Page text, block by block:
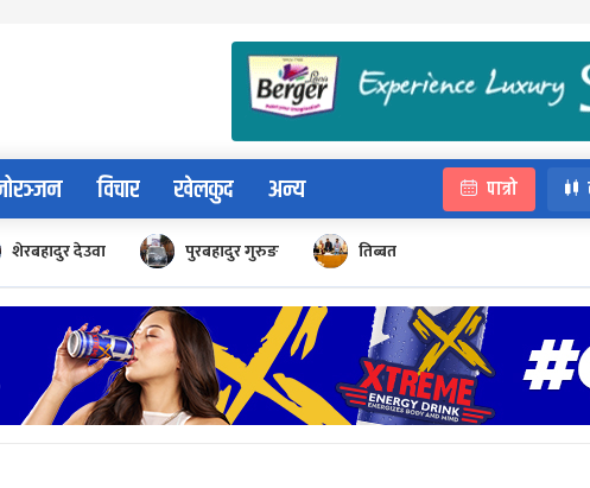
विचार खेलकुद अन्य पात्रो
शेरबहादुर देउवा पुरबहादुर गुरुङ तिब्बत